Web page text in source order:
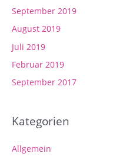
September 2019
August 2019
Juli 2019
Februar 2019
September 2017
Kategorien
Allgemein